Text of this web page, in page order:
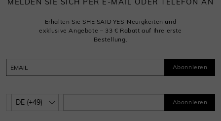
Erhalten Sie SHE·SAID·YES-Neuigkeiten und
exklusive Angebote – 33 € Rabatt auf Ihre erste
Bestellung.
Abonnieren
Abonnieren